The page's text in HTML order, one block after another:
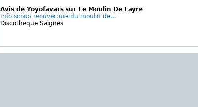
Avis de Yoyofavars sur Le Moulin De Layre
Info scoop reouverture du moulin de...
Discotheque Saignes